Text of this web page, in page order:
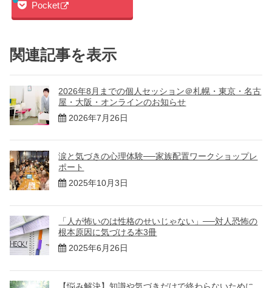
Pocket
関連記事を表示
2026年8月までの個人セッション＠札幌・東京・名古
屋・大阪・オンラインのお知らせ
2026年7月26日
涙と気づきの心理体験──家族配置ワークショップレ
ポート
2025年10月3日
「人が怖いのは性格のせいじゃない」──対人恐怖の
根本原因に気づける本3冊
2025年6月26日